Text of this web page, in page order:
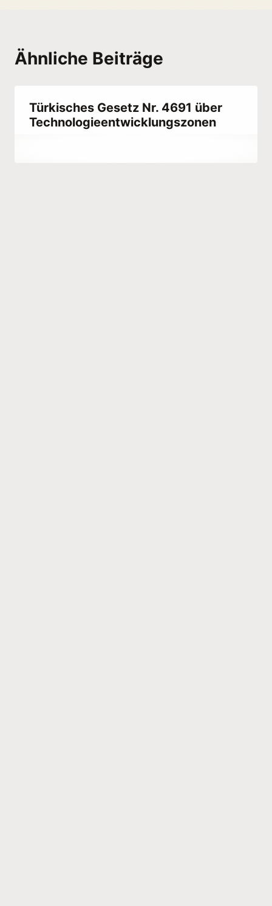
Ähnliche Beiträge
Türkisches Gesetz Nr. 4691 über
Technologieentwicklungszonen